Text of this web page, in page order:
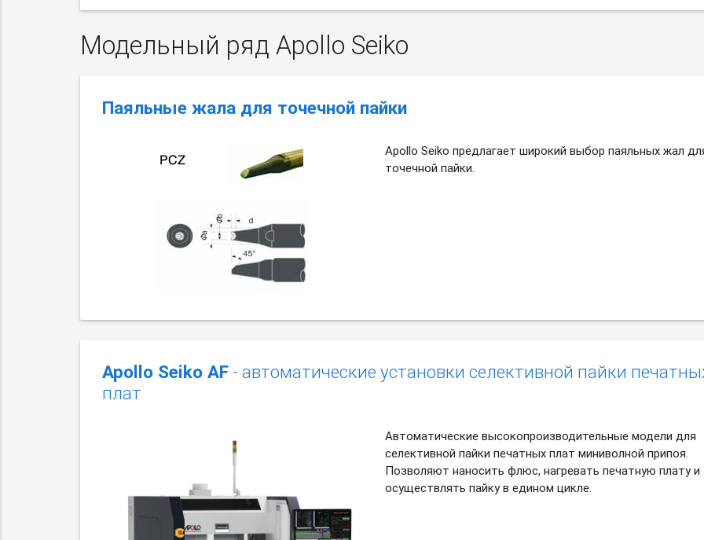
Модельный ряд Apollo Seiko
Паяльные жала для точечной пайки
Apollo Seiko предлагает широкий выбор паяльных жал
точечной пайки.
Apollo Seiko AF - автоматические установки селективной пайки
плат
Автоматические высокопроизводительные модели для
селективной пайки печатных плат миниволной припоя.
Позволяют наносить флюс, нагревать печатную плату и
осуществлять пайку в едином цикле.